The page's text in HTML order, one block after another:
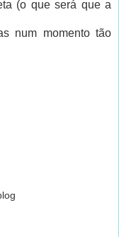
(o que será que a
num momento tão